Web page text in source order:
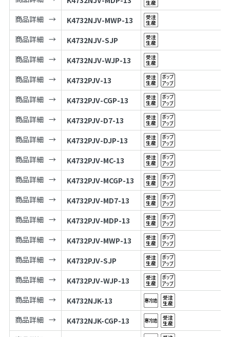
商品詳細
K4732NJV-MWP-13
商品詳細
K4732NJV-SJP
商品詳細
K4732NJV-WJP-13
商品詳細
K4732PJV-13
商品詳細
K4732PJV-CGP-13
商品詳細
K4732PJV-D7-13
商品詳細
K4732PJV-DJP-13
商品詳細
K4732PJV-MC-13
商品詳細
K4732PJV-MCGP-13
商品詳細
K4732PJV-MD7-13
商品詳細
K4732PJV-MDP-13
商品詳細
K4732PJV-MWP-13
商品詳細
K4732PJV-SJP
商品詳細
K4732PJV-WJP-13
商品詳細
K4732NJK-13
商品詳細
K4732NJK-CGP-13